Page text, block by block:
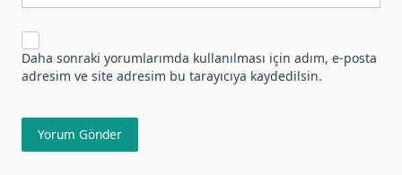
Daha sonraki yorumlarımda kullanılması için adım, e-posta
adresim ve site adresim bu tarayıcıya kaydedilsin.